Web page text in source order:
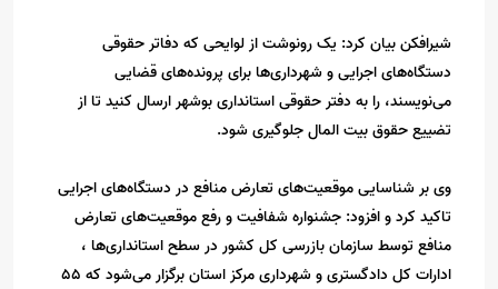
شیرافکن بیان کرد: یک رونوشت از لوایحی که دفاتر حقوقی
دستگاه‌های اجرایی و شهرداری‌ها برای پرونده‌های قضایی
می‌نویسند، را به دفتر حقوقی استانداری بوشهر ارسال کنید تا از
تضییع حقوق بیت المال جلوگیری شود.
وی بر شناسایی موقعیت‌های تعارض منافع در دستگاه‌های اجرایی
تاکید کرد و افزود: جشنواره شفافیت و رفع موقعیت‌های تعارض
منافع توسط سازمان بازرسی کل کشور در سطح استانداری‌ها ،
ادارات کل دادگستری و شهرداری مرکز استان برگزار می‌شود که 55